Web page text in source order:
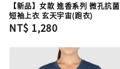
【新品】女款 進香系列 微孔抗菌
短袖上衣 玄天宇宙(跑衣)
Regular
NT$ 1,280